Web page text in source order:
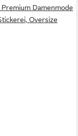
Damenmode
Oversize